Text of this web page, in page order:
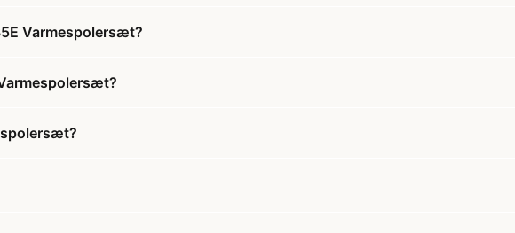
Varmespolersæt?